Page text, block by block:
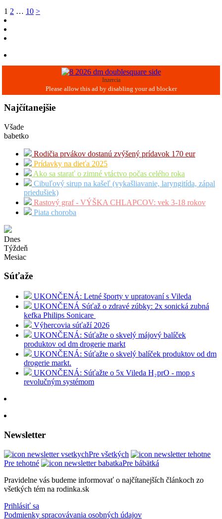
Stránkovanie
príspevkov
1 2 … 10 >
Inzercia
Najčítanejšie
Všade
babetko
Rodičia prvákov dostanú zvýšený prídavok 170 eur
Prídavky na dieťa 2025
Ako sa starať o zimné vtáctvo počas celého roka
Cibuľový sirup na kašeľ (vykašliavanie, laryngitída, zápal
priedušiek)
Rastový graf - VÝŠKA CHLAPCOV: vek 3-18 rokov
Piata choroba
Dnes
Týždeň
Mesiac
Súťaže
UKONČENÁ: Letné športy v upratovaní s Vileda
UKONČENÁ Súťaž o zdravé zúbky: 2x sonická zubná
kefka Philips Sonicare
Výhercovia súťaží 2026
UKONČENÁ: Súťažte o skvelý májový balíček
produktov od dm drogerie markt
UKONČENÁ: Súťažte o skvelý balíček produktov od dm
drogerie markt.
UKONČENÁ: Súťažte o 5x Vileda H₂prO - mop s
revolučným systémom
Newsletter
Pre všetkých
Pre tehotné
Pre bábätká
Pravidelne vás budeme informovať o najčítanejších článkoch zo
všetkých tém na rodinka.sk
Prihlásiť sa
Podmienky spracovávania osobných údajov